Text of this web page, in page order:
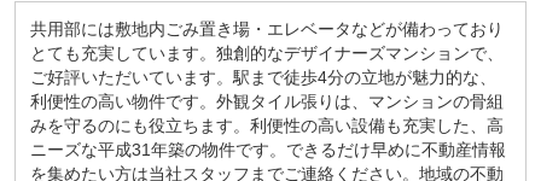
共用部には敷地内ごみ置き場・エレベータなどが備わっており
とても充実しています。独創的なデザイナーズマンションで、
ご好評いただいています。駅まで徒歩4分の立地が魅力的な、
利便性の高い物件です。外観タイル張りは、マンションの骨組
みを守るのにも役立ちます。利便性の高い設備も充実した、高
ニーズな平成31年築の物件です。できるだけ早めに不動産情報
を集めたい方は当社スタッフまでご連絡ください。地域の不動